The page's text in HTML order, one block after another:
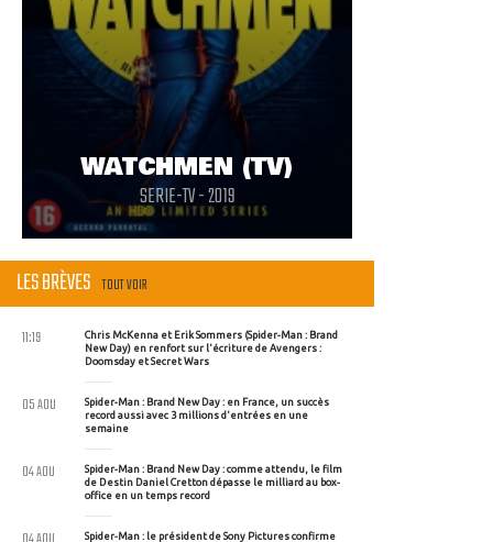
WATCHMEN (TV)
SERIE-TV - 2019
LES BRÈVES TOUT VOIR
Chris McKenna et Erik Sommers (Spider-Man : Brand
New Day) en renfort sur l'écriture de Avengers :
Doomsday et Secret Wars
11:19
Spider-Man : Brand New Day : en France, un succès
record aussi avec 3 millions d'entrées en une
semaine
05 AOU
Spider-Man : Brand New Day : comme attendu, le film
de Destin Daniel Cretton dépasse le milliard au box-
office en un temps record
04 AOU
Spider-Man : le président de Sony Pictures confirme